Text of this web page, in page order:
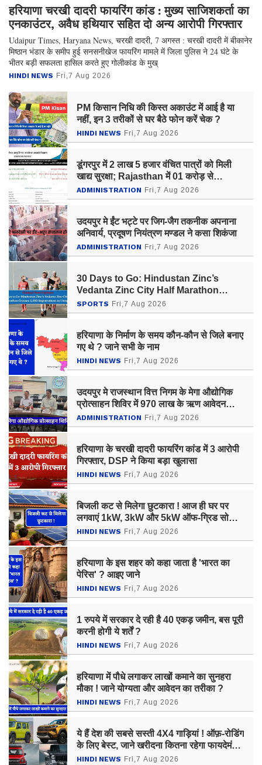
हरियाणा चरखी दादरी फायरिंग कांड : मुख्य साजिशकर्ता का
एनकाउंटर, अवैध हथियार सहित दो अन्य आरोपी गिरफ्तार
Udaipur Times, Haryana News, चरखी दादरी, 7 अगस्त : चरखी दादरी में बीकानेर
मिष्ठान भंडार के समीप हुई सनसनीखेज फायरिंग मामले में जिला पुलिस ने 24 घंटे के
भीतर बड़ी सफलता हासिल करते हुए गोलीकांड के मुख्
HINDI NEWS Fri,7 Aug 2026
PM किसान निधि की किस्त अकाउंट में आई है या
नहीं, इन 3 तरीकों से घर बैठे फोन करें चेक ?
HINDI NEWS Fri,7 Aug 2026
डूंगरपुर में 2 लाख 5 हजार वंचित पात्रों को मिली
खाद्य सुरक्षा; Rajasthan में 01 करोड़ से
अधिकको लाभ
ADMINISTRATION Fri,7 Aug 2026
उदयपुर मे ईंट भट्टे पर जिग-जैग तकनीक अपनाना
अनिवार्य, प्रदूषण नियंत्रण मण्डल ने कसा शिकंजा
ADMINISTRATION Fri,7 Aug 2026
30 Days to Go: Hindustan Zinc’s
Vedanta Zinc City Half Marathon
Crosses 5,500 Registrations in
Udaipur
SPORTS Fri,7 Aug 2026
हरियाणा के निर्माण के समय कौन-कौन से जिले बनाए
गए थे ? जाने सभी के नाम
HINDI NEWS Fri,7 Aug 2026
उदयपुर मे राजस्थान वित्त निगम के मेगा औद्योगिक
प्रोत्साहन शिविर में 970 लाख के ऋण आवेदन
प्राप्त
ADMINISTRATION Fri,7 Aug 2026
हरियाणा के चरखी दादरी फायरिंग कांड में 3 आरोपी
गिरफ्तार, DSP ने किया बड़ा खुलासा
HINDI NEWS Fri,7 Aug 2026
बिजली कट से मिलेगा छुटकारा ! आज ही घर पर
लगवाएं 1kW, 3kW और 5kW ऑफ-ग्रिड सोलर
सिस्टम, जाने कीमत ?
HINDI NEWS Fri,7 Aug 2026
हरियाणा के इस शहर को कहा जाता है 'भारत का
पेरिस' ? आइए जाने
HINDI NEWS Fri,7 Aug 2026
1 रुपये में सरकार दे रही है 40 एकड़ जमीन, बस पूरी
करनी होगी ये शर्तें ?
HINDI NEWS Fri,7 Aug 2026
हरियाणा में पौधे लगाकर लाखों कमाने का सुनहरा
मौका ! जाने योग्यता और आवेदन का तरीका ?
HINDI NEWS Fri,7 Aug 2026
ये हैं देश की सबसे सस्ती 4X4 गाड़ियां ! ऑफ़-रोडिंग
के लिए बेस्ट, जाने खरीदना कितना रहेगा फायदेमंद
?
HINDI NEWS Fri,7 Aug 2026